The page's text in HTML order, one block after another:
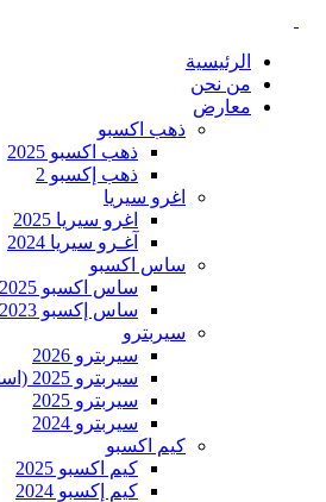
الرئيسية
من نحن
معارض
ذهب اكسبو
ذهب اكسبو 2025
ذهب إكسبو 2
اغرو سيريا
اغرو سيريا 2025
آغـرو سيريا 2024
ساس اكسبو
ساس اكسبو 2025
ساس إكسبو 2023
سيربترو
سيربترو 2026
سيربترو 2025 (استثنائية)
سيربترو 2025
سيربترو 2024
كيم اكسبو
كيم اكسبو 2025
كيم إكسبو 2024